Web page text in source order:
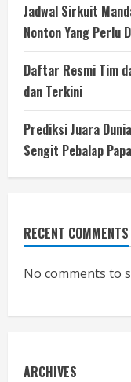
Jadwal Sirkuit
Nonton Yang Perlu
Daftar Resmi Tim
dan Terkini
Prediksi Juara
Sengit Pebalap
RECENT COMMENTS
No comments to
ARCHIVES